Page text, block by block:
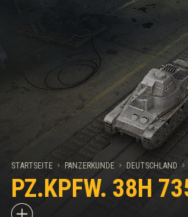
Medien
STARTSEITE PANZERKUNDE DEUTSCHLAND
PZ.KPFW. 38H